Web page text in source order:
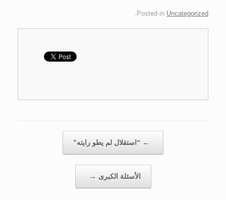
Posted in Uncategorized
← “استقلال لم يطو رايته”
الأسئلة الكبرى →